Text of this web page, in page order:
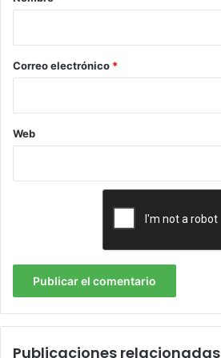
*
Correo electrónico *
Web
Publicaciones relacionadas